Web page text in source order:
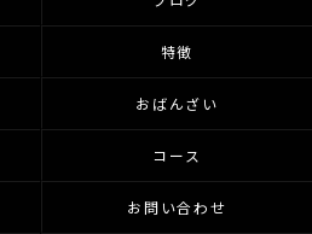
特徴
おばんざい
コース
お問い合わせ